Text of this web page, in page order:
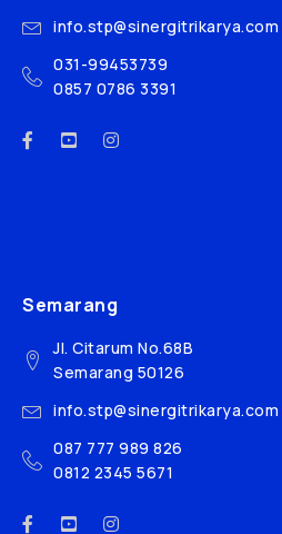
info.stp@sinergitrikarya.com
031-99453739
0857 0786 3391
Semarang
Jl. Citarum No.68B
Semarang 50126
info.stp@sinergitrikarya.com
087 777 989 826
0812 2345 5671